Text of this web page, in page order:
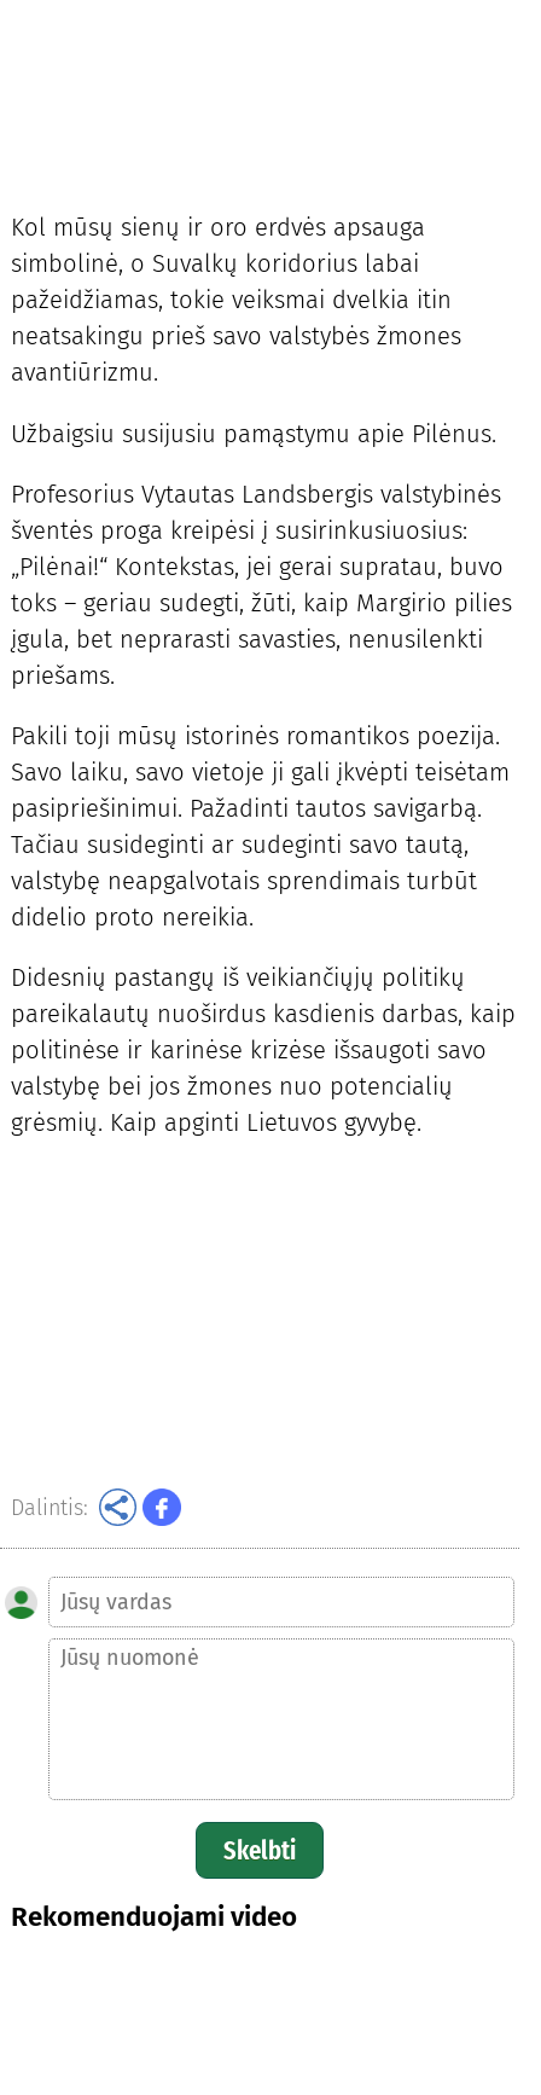
Kol mūsų sienų ir oro erdvės apsauga
simbolinė, o Suvalkų koridorius labai
pažeidžiamas, tokie veiksmai dvelkia itin
neatsakingu prieš savo valstybės žmones
avantiūrizmu.
Užbaigsiu susijusiu pamąstymu apie Pilėnus.
Profesorius Vytautas Landsbergis valstybinės
šventės proga kreipėsi į susirinkusiuosius:
„Pilėnai!“ Kontekstas, jei gerai supratau, buvo
toks – geriau sudegti, žūti, kaip Margirio pilies
įgula, bet neprarasti savasties, nenusilenkti
priešams.
Pakili toji mūsų istorinės romantikos poezija.
Savo laiku, savo vietoje ji gali įkvėpti teisėtam
pasipriešinimui. Pažadinti tautos savigarbą.
Tačiau susideginti ar sudeginti savo tautą,
valstybę neapgalvotais sprendimais turbūt
didelio proto nereikia.
Didesnių pastangų iš veikiančiųjų politikų
pareikalautų nuoširdus kasdienis darbas, kaip
politinėse ir karinėse krizėse išsaugoti savo
valstybę bei jos žmones nuo potencialių
grėsmių. Kaip apginti Lietuvos gyvybę.
Dalintis:
Skelbti
Rekomenduojami video